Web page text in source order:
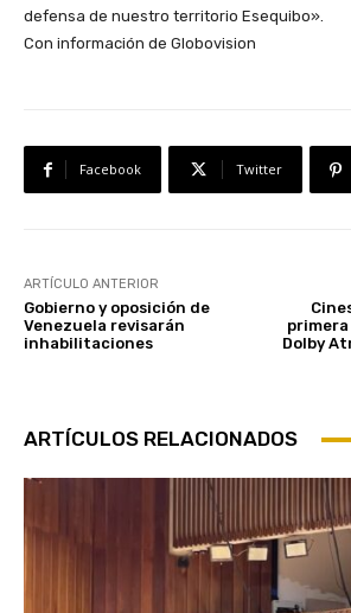
defensa de nuestro territorio Esequibo».
Con información de Globovision
Facebook Twitter
ARTÍCULO ANTERIOR
Gobierno y oposición de
Venezuela revisarán
inhabilitaciones
Dolby
ARTÍCULOS RELACIONADOS